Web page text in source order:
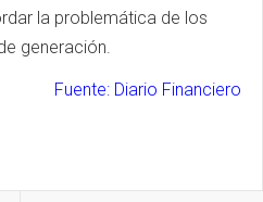
la problemática de los
generación.
Fuente: Diario Financiero